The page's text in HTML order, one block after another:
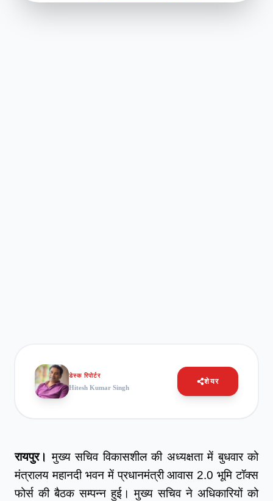
डेस्क रिपोर्टर
Hitesh Kumar Singh
शेयर
रायपुर। मुख्य सचिव विकासशील की अध्यक्षता में बुधवार को
मंत्रालय महानदी भवन में प्रधानमंत्री आवास 2.0 भूमि टॉक्स
फोर्स की बैठक सम्पन्न हुई। मुख्य सचिव ने अधिकारियों को